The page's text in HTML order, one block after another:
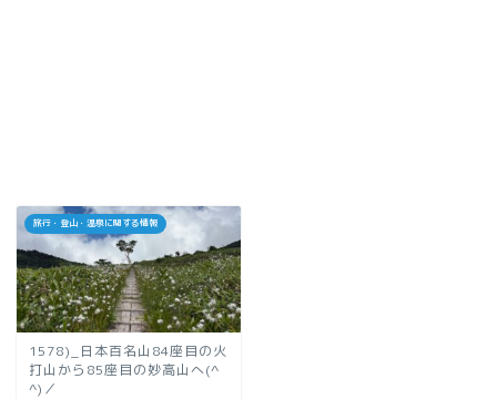
旅行・登山・温泉に関する情報
1578)_日本百名山84座目の火
打山から85座目の妙高山へ(^
^)／